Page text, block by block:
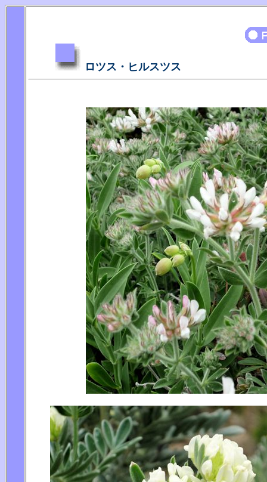
ロツス・ヒルスツス